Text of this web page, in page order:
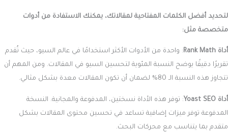
لتحديد أفضل الكلمات المفتاحية لمقالاتك، يمكنك الاستفادة من أدوات
متخصصة مثل:
أداة Rank Math
: واحدة من الأدوات الأكثر استخدامًا في عالم السيو، حيث تُقدم
تقريرًا دقيقًا يوضح النسبة المئوية لتحسين السيو في المقالات. ومن المهم أن
تتجاوز هذه النسبة الـ 80% لضمان أن تكون المقالات معدة بشكل مثالي.
أداة Yoast SEO
: توفر هذه الأداة نسختين، المدفوعة والمجانية. النسخة
المدفوعة توفر ميزات إضافية تساعد في تحسين محتوى المقالات بشكل
متقدم بما يتناسب مع محركات البحث.